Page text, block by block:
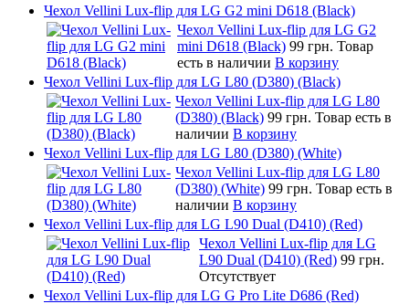
Чехол Vellini Lux-flip для LG G2 mini D618 (Black)
Чехол Vellini Lux-flip для LG G2
mini D618 (Black) 99 грн. Товар
есть в наличии В корзину
Чехол Vellini Lux-flip для LG L80 (D380) (Black)
Чехол Vellini Lux-flip для LG L80
(D380) (Black) 99 грн. Товар есть в
наличии В корзину
Чехол Vellini Lux-flip для LG L80 (D380) (White)
Чехол Vellini Lux-flip для LG L80
(D380) (White) 99 грн. Товар есть в
наличии В корзину
Чехол Vellini Lux-flip для LG L90 Dual (D410) (Red)
Чехол Vellini Lux-flip для LG
L90 Dual (D410) (Red) 99 грн.
Отсутствует
Чехол Vellini Lux-flip для LG G Pro Lite D686 (Red)